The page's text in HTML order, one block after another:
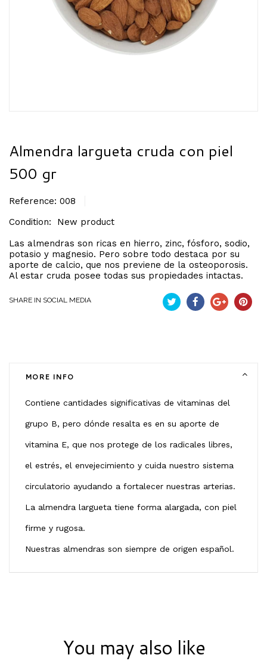
Almendra largueta cruda con piel
500 gr
Reference: 008
Condition:
New product
Las almendras son ricas en hierro, zinc, fósforo, sodio,
potasio y magnesio. Pero sobre todo destaca por su
aporte de calcio, que nos previene de la osteoporosis.
Al estar cruda posee todas sus propiedades intactas.
SHARE IN SOCIAL MEDIA
MORE INFO
Contiene cantidades significativas de vitaminas del
grupo B, pero dónde resalta es en su aporte de
vitamina E, que nos protege de los radicales libres,
el estrés, el envejecimiento y cuida nuestro sistema
circulatorio ayudando a fortalecer nuestras arterias.
La almendra largueta tiene forma alargada, con piel
firme y rugosa.
Nuestras almendras son siempre de origen español.
You may also like